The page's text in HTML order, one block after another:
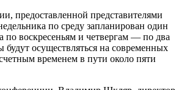
предоставленной представителями
по среду запланирован один
по воскресеньям и четвергам — по два
будут осуществляться на современных
временем в пути около пяти